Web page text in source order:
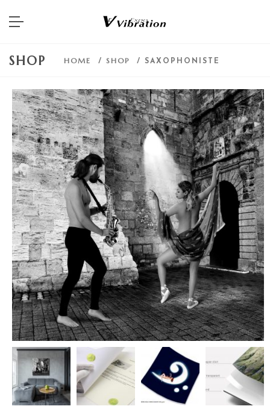
SHOP HOME / SHOP / SAXOPHONISTE